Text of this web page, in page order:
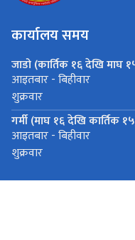
कार्यालय समय
जाडो (कार्तिक १६ देखि माघ
आइतबार - बिहीवार
शुक्रवार
गर्मी (माघ १६ देखि कार्तिक
आइतबार - बिहीवार
शुक्रवार